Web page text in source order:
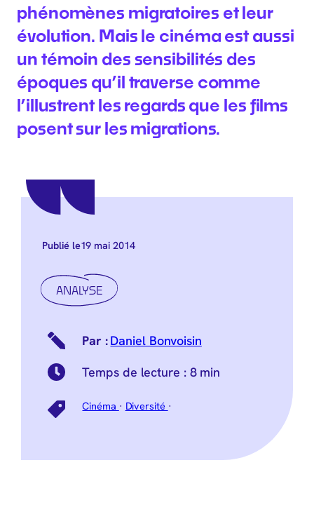
phénomènes migratoires et leur
évolution. Mais le cinéma est aussi
un témoin des sensibilités des
époques qu’il traverse comme
l’illustrent les regards que les films
posent sur les migrations.
Publié le19 mai 2014
ANALYSE
Daniel Bonvoisin
Temps de lecture : 8 min
Cinéma · Diversité ·